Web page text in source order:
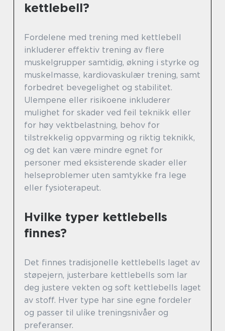
kettlebell?
Fordelene med trening med kettlebell
inkluderer effektiv trening av flere
muskelgrupper samtidig, økning i styrke og
muskelmasse, kardiovaskulær trening, samt
forbedret bevegelighet og stabilitet.
Ulempene eller risikoene inkluderer
mulighet for skader ved feil teknikk eller
for høy vektbelastning, behov for
tilstrekkelig oppvarming og riktig teknikk,
og det kan være mindre egnet for
personer med eksisterende skader eller
helseproblemer uten samtykke fra lege
eller fysioterapeut.
Hvilke typer kettlebells
finnes?
Det finnes tradisjonelle kettlebells laget av
støpejern, justerbare kettlebells som lar
deg justere vekten og soft kettlebells laget
av stoff. Hver type har sine egne fordeler
og passer til ulike treningsnivåer og
preferanser.